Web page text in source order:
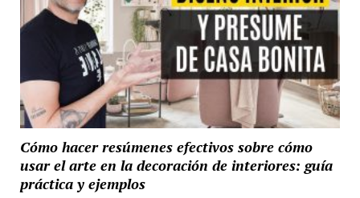
Cómo hacer resúmenes efectivos sobre cómo
usar el arte en la decoración de interiores: guía
práctica y ejemplos